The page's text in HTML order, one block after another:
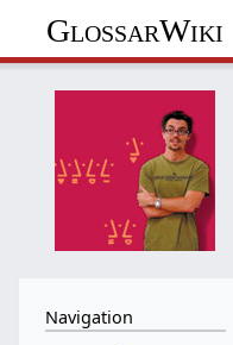
GlossarWiki
Navigation